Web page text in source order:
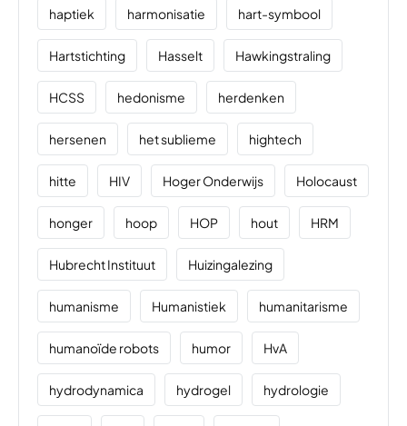
haptiek harmonisatie hart-symbool
Hartstichting Hasselt Hawkingstraling
HCSS hedonisme herdenken
hersenen het sublieme hightech
hitte HIV Hoger Onderwijs Holocaust
honger hoop HOP hout HRM
Hubrecht Instituut Huizingalezing
humanisme Humanistiek humanitarisme
humanoïde robots humor HvA
hydrodynamica hydrogel hydrologie